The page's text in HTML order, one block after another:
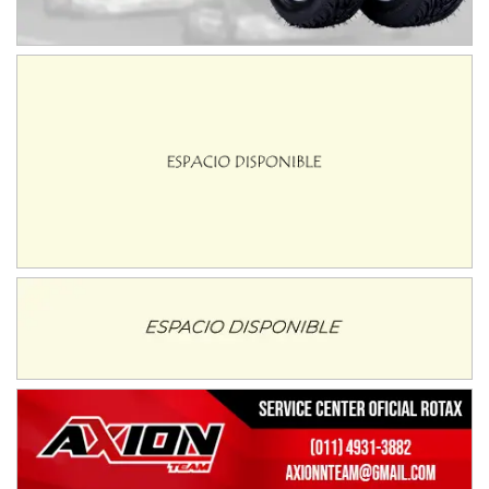
IAME SERIES ARGENTINA 6
Ciudad de Trenque Lauquen (Asfalto)
PATAGONICO - F6
Gral. E. Godoy (Río Negro)